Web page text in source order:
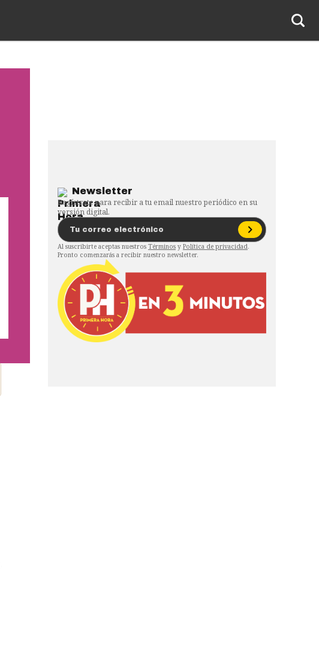
Newsletter
Regístrate para recibir a tu email nuestro periódico en su
versión digital.
Al suscribirte aceptas nuestros Términos y Política de privacidad.
Pronto comenzarás a recibir nuestro newsletter.